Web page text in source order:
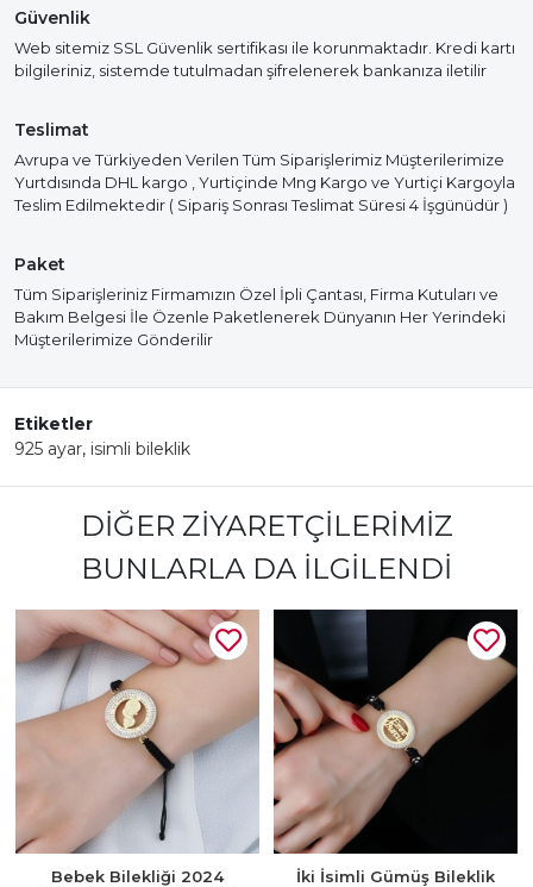
Güvenlik
Web sitemiz SSL Güvenlik sertifikası ile korunmaktadır. Kredi kartı
bilgileriniz, sistemde tutulmadan şifrelenerek bankanıza iletilir
Teslimat
Avrupa ve Türkiyeden Verilen Tüm Siparişlerimiz Müşterilerimize
Yurtdısında DHL kargo , Yurtiçinde Mng Kargo ve Yurtiçi Kargoyla
Teslim Edilmektedir ( Sipariş Sonrası Teslimat Süresi 4 İşgünüdür )
Paket
Tüm Siparişleriniz Firmamızın Özel İpli Çantası, Firma Kutuları ve
Bakım Belgesi İle Özenle Paketlenerek Dünyanın Her Yerindeki
Müşterilerimize Gönderilir
Etiketler
925 ayar, isimli bileklik
DIĞER ZIYARETÇILERIMIZ
BUNLARLA DA İLGILENDI
Bebek Bilekliği 2024
İki İsimli Gümüş Bileklik